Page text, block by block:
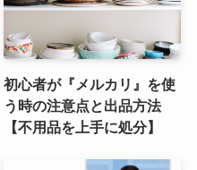
初心者が『メルカリ』を使
う時の注意点と出品方法
【不用品を上手に処分】